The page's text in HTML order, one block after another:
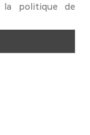
la politique de